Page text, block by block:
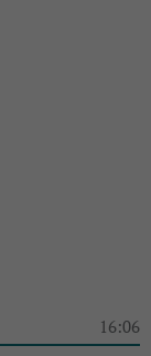
16:06